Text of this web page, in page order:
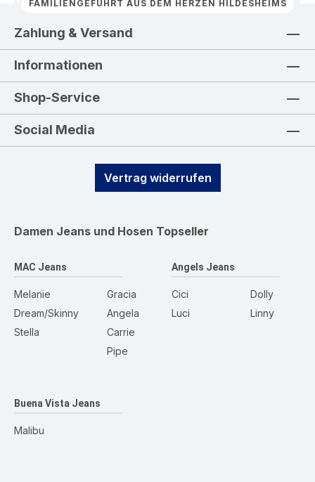
FAMILIENGEFÜHRT AUS DEM HERZEN HILDESHEIMS
Zahlung & Versand
Informationen
Shop-Service
Social Media
Vertrag widerrufen
Damen Jeans und Hosen Topseller
MAC Jeans
Melanie
Dream/Skinny
Stella
Gracia
Angela
Carrie
Pipe
Angels Jeans
Cici
Luci
Dolly
Linny
Buena Vista Jeans
Malibu